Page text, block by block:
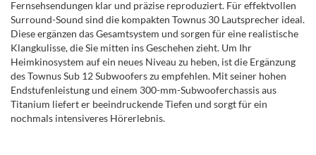
Fernsehsendungen klar und präzise reproduziert. Für effektvollen
Surround-Sound sind die kompakten Townus 30 Lautsprecher ideal.
Diese ergänzen das Gesamtsystem und sorgen für eine realistische
Klangkulisse, die Sie mitten ins Geschehen zieht. Um Ihr
Heimkinosystem auf ein neues Niveau zu heben, ist die Ergänzung
des Townus Sub 12 Subwoofers zu empfehlen. Mit seiner hohen
Endstufenleistung und einem 300-mm-Subwooferchassis aus
Titanium liefert er beeindruckende Tiefen und sorgt für ein
nochmals intensiveres Hörerlebnis.